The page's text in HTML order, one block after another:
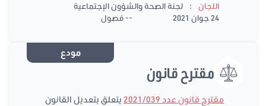
اللجان :
لجنة الصحة والشؤون الإجتماعية
24 جوان 2021
-- فصول
مودع
مقترح قانون
مقترح قانون عدد 2021/039
يتعلق بتعديل القانون